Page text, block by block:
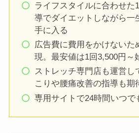
ライフスタイルに合わせた
導でダイエットしながら一
手に入る
広告費に費用をかけないた
現。最安値は1回3,500円～
ストレッチ専門店も運営し
こりや腰痛改善の指導も期
専用サイトで24時間いつで